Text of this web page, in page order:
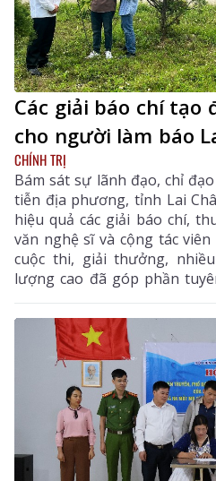
Các giải báo chí tạo
cho người làm báo
CHÍNH TRỊ
Bám sát sự lãnh đạo, chỉ
tiễn địa phương, tỉnh Lai
hiệu quả các giải báo chí,
văn nghệ sĩ và cộng tác viên tham gia.
cuộc thi, giải thưởng,
lượng cao đã góp phần
Đảng, chính sách pháp luật
hình ảnh đất và người Lai
tốt đẹp trong đời sống xã hội.